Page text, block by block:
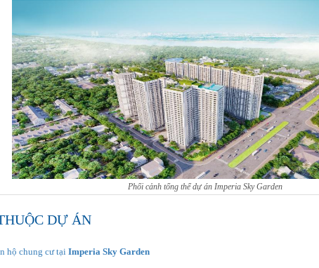
Phối cảnh tổng thể dự án Imperia Sky Garden
DỰ ÁN
hộ chung cư tạiImperia Sky Garden
MIPEC Towers(229 Tây Sơn)